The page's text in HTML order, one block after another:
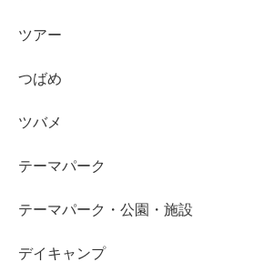
ツアー
つばめ
ツバメ
テーマパーク
テーマパーク・公園・施設
デイキャンプ